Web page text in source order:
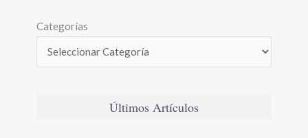
Categorías
Últimos Artículos